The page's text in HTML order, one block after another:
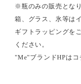
※瓶のみの販売とな
箱、グラス、氷等は
ギフトラッピングを
ください。
"Me"ブランドHPは コ